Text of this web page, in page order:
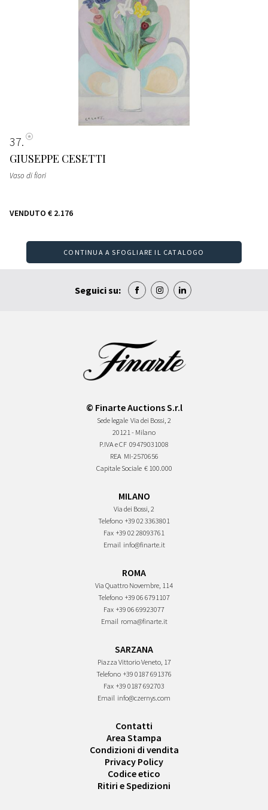
37
GIUSEPPE CESETTI
Vaso di fiori
VENDUTO € 2.176
CONTINUA A SFOGLIARE IL CATALOGO
Seguici su:
© Finarte Auctions S.r.l
Sede legale Via dei Bossi, 2
20121 - Milano
P.IVA e CF 09479031008
REA MI-2570656
Capitale Sociale € 100.000
MILANO
Via dei Bossi, 2
Telefono +39 02 3363801
Fax +39 02 28093761
Email info@finarte.it
ROMA
Via Quattro Novembre, 114
Telefono +39 06 6791107
Fax +39 06 69923077
Email roma@finarte.it
SARZANA
Piazza Vittorio Veneto, 17
Telefono +39 0187 691376
Fax +39 0187 692703
Email info@czernys.com
Contatti
Area Stampa
Condizioni di vendita
Privacy Policy
Codice etico
Ritiri e Spedizioni